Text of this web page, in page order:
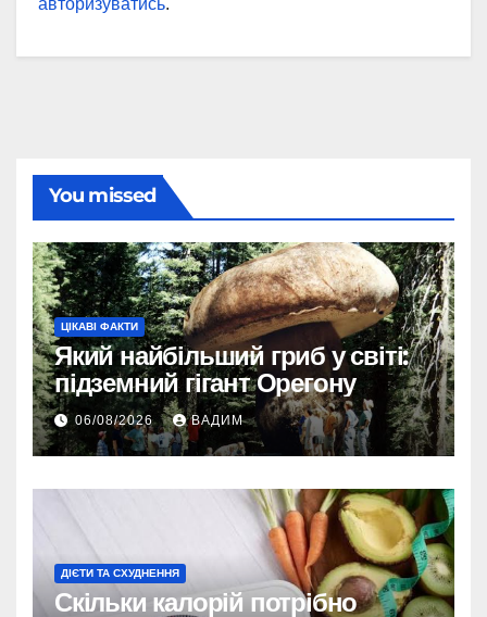
авторизуватись.
You missed
ЦІКАВІ ФАКТИ
Який найбільший гриб у світі:
підземний гігант Орегону
06/08/2026 ВАДИМ
ДІЄТИ ТА СХУДНЕННЯ
Скільки калорій потрібно